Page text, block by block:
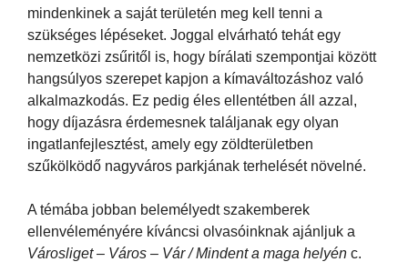
mindenkinek a saját területén meg kell tenni a
szükséges lépéseket. Joggal elvárható tehát egy
nemzetközi zsűritől is, hogy bírálati szempontjai között
hangsúlyos szerepet kapjon a kímaváltozáshoz való
alkalmazkodás. Ez pedig éles ellentétben áll azzal,
hogy díjazásra érdemesnek találjanak egy olyan
ingatlanfejlesztést, amely egy zöldterületben
szűkölködő nagyváros parkjának terhelését növelné.
A témába jobban belemélyedt szakemberek
ellenvéleményére kíváncsi olvasóinknak ajánljuk a
Városliget – Város – Vár / Mindent a maga helyén c.